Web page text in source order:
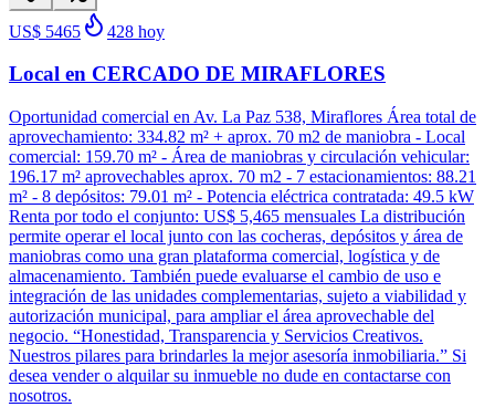
US$ 5465 428 hoy
Local en CERCADO DE MIRAFLORES
Oportunidad comercial en Av. La Paz 538, Miraflores Área total de
aprovechamiento: 334.82 m² + aprox. 70 m2 de maniobra - Local
comercial: 159.70 m² - Área de maniobras y circulación vehicular:
196.17 m² aprovechables aprox. 70 m2 - 7 estacionamientos: 88.21
m² - 8 depósitos: 79.01 m² - Potencia eléctrica contratada: 49.5 kW
Renta por todo el conjunto: US$ 5,465 mensuales La distribución
permite operar el local junto con las cocheras, depósitos y área de
maniobras como una gran plataforma comercial, logística y de
almacenamiento. También puede evaluarse el cambio de uso e
integración de las unidades complementarias, sujeto a viabilidad y
autorización municipal, para ampliar el área aprovechable del
negocio. “Honestidad, Transparencia y Servicios Creativos.
Nuestros pilares para brindarles la mejor asesoría inmobiliaria.” Si
desea vender o alquilar su inmueble no dude en contactarse con
nosotros.